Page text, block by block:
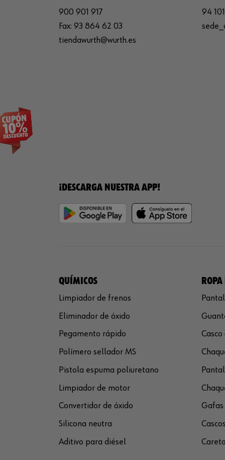
900 901 917
Fax: 93 864 62 03
tiendawurth@wurth.es
94
¡DESCARGA NUESTRA APP!
QUÍMICOS
Limpiador de frenos
Eliminador de óxido
Pegamento rápido
Polímero sellador MS
Pistola espuma poliuretano
Limpiador de motor
Convertidor de óxido
Silicona neutra
Aditivo para diésel